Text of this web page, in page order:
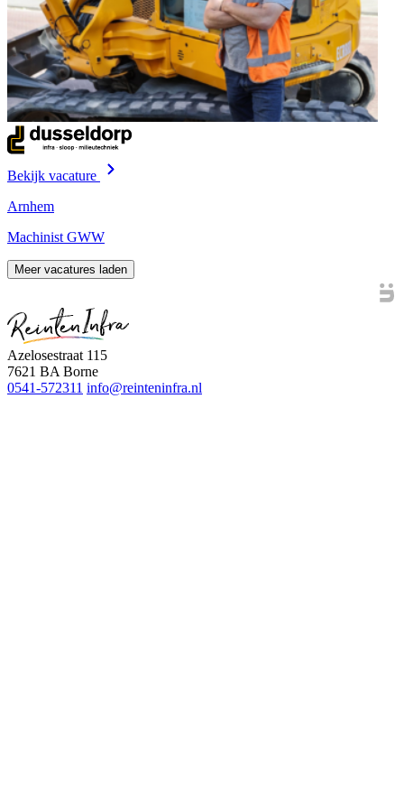
Bekijk vacature
Arnhem
Machinist GWW
Meer vacatures laden
Azelosestraat 115
7621 BA Borne
0541-572311 info@reinteninfra.nl